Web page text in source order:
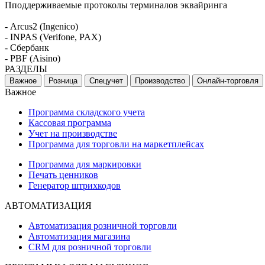
Пподдерживаемые протоколы терминалов эквайринга
- Arcus2 (Ingenico)
- INPAS (Verifone, PAX)
- Сбербанк
- PBF (Aisino)
РАЗДЕЛЫ
Важное Розница Спецучет Производство Онлайн-торговля
Важное
Программа складского учета
Кассовая программа
Учет на производстве
Программа для торговли на маркетплейсах
Программа для маркировки
Печать ценников
Генератор штрихкодов
АВТОМАТИЗАЦИЯ
Автоматизация розничной торговли
Автоматизация магазина
CRM для розничной торговли